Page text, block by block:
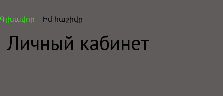
Գլխավոր – Իմ հաշիվը
Личный кабинет